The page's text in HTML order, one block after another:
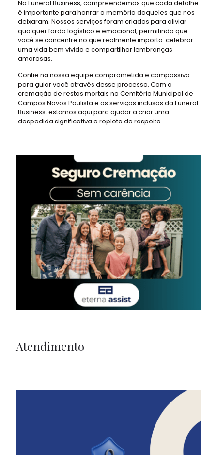
Na Funeral Business, compreendemos que cada detalhe
é importante para honrar a memória daqueles que nos
deixaram. Nossos serviços foram criados para aliviar
qualquer fardo logístico e emocional, permitindo que
você se concentre no que realmente importa: celebrar
uma vida bem vivida e compartilhar lembranças
amorosas.
Confie na nossa equipe comprometida e compassiva
para guiar você através desse processo. Com a
cremação de restos mortais no Cemitério Municipal de
Campos Novos Paulista e os serviços inclusos da Funeral
Business, estamos aqui para ajudar a criar uma
despedida significativa e repleta de respeito.
Atendimento